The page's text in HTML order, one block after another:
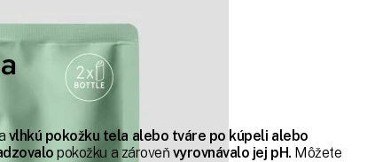
vlhkú pokožku tela alebo tváre po kúpeli alebo
pokožku a zároveň vyrovnávalo jej pH. Môžete